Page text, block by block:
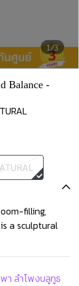
1/3
Balance -
filling,
a sculptural
า ลำโพงบลูทูธ